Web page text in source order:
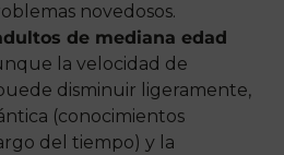
novedosos.
de mediana edad
la velocidad de
disminuir ligeramente,
(conocimientos
del tiempo) y la